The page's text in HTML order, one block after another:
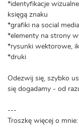
*identyfikacje
księgą znaku
*grafiki na social
*elementy na strony
*rysunki wektorowe,
*druki
Odezwij się, szybko
się dogadamy - od
---
Troszkę więcej o mnie: